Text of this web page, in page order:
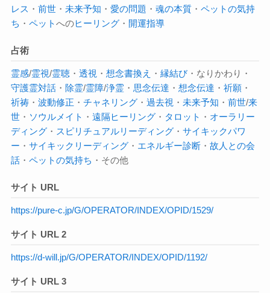
レス ・ 前世・ 未来予知 ・ 愛の問題 ・ 魂の本質・ ペットの気持
ち ・ ペットへのヒーリング・ 開運指導
占術
霊感/霊視/霊聴・ 透視 ・ 想念書換え ・ 縁結び・なりかわり・
守護霊対話・ 除霊/霊障/浄霊・ 思念伝達 ・ 想念伝達 ・ 祈願・
祈祷・ 波動修正 ・ チャネリング・ 過去視 ・ 未来予知 ・ 前世/来
世・ ソウルメイト ・ 遠隔ヒーリング・ タロット ・ オーラ リー
ディング・ スピリチュアルリーディング・ サイキックパワ
ー ・ サイキック リーディング・ エネルギー診断・ 故人との会
話・ ペットの気持ち ・その他
サイト URL
https://pure-c.jp/G/OPERATOR/INDEX/OPID/1529/
サイト URL 2
https://d-will.jp/G/OPERATOR/INDEX/OPID/1192/
サイト URL 3